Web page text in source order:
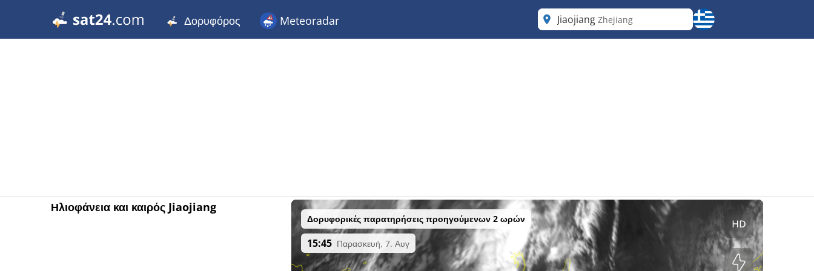
Δορυφόρος Meteoradar Jiaojiang Zhejiang
Ηλιοφάνεια και καιρός Jiaojiang
Δορυφορικές παρατηρήσεις προηγούμενων 2 ωρών
15:45 Παρασκευή, 7. Αυγ